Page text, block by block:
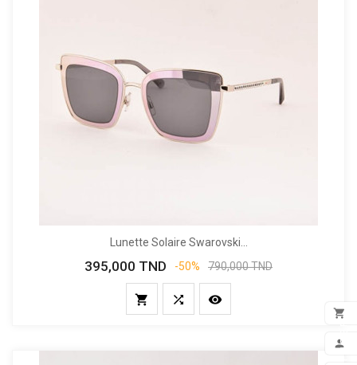


Lunette Solaire Swarovski...
Prix
395,000 TND
Prix
-50% 790,000 TND
  
FILTER